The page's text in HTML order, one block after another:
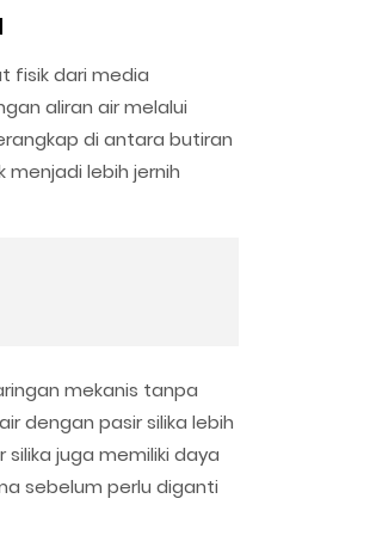
fisik dari media
aliran air melalui
di antara butiran
menjadi lebih jernih
mekanis tanpa
dengan pasir silika lebih
juga memiliki daya
sebelum perlu diganti